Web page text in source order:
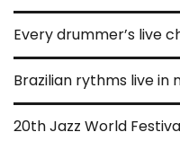
Every drummer’s live
Brazilian rythms live in
20th Jazz World